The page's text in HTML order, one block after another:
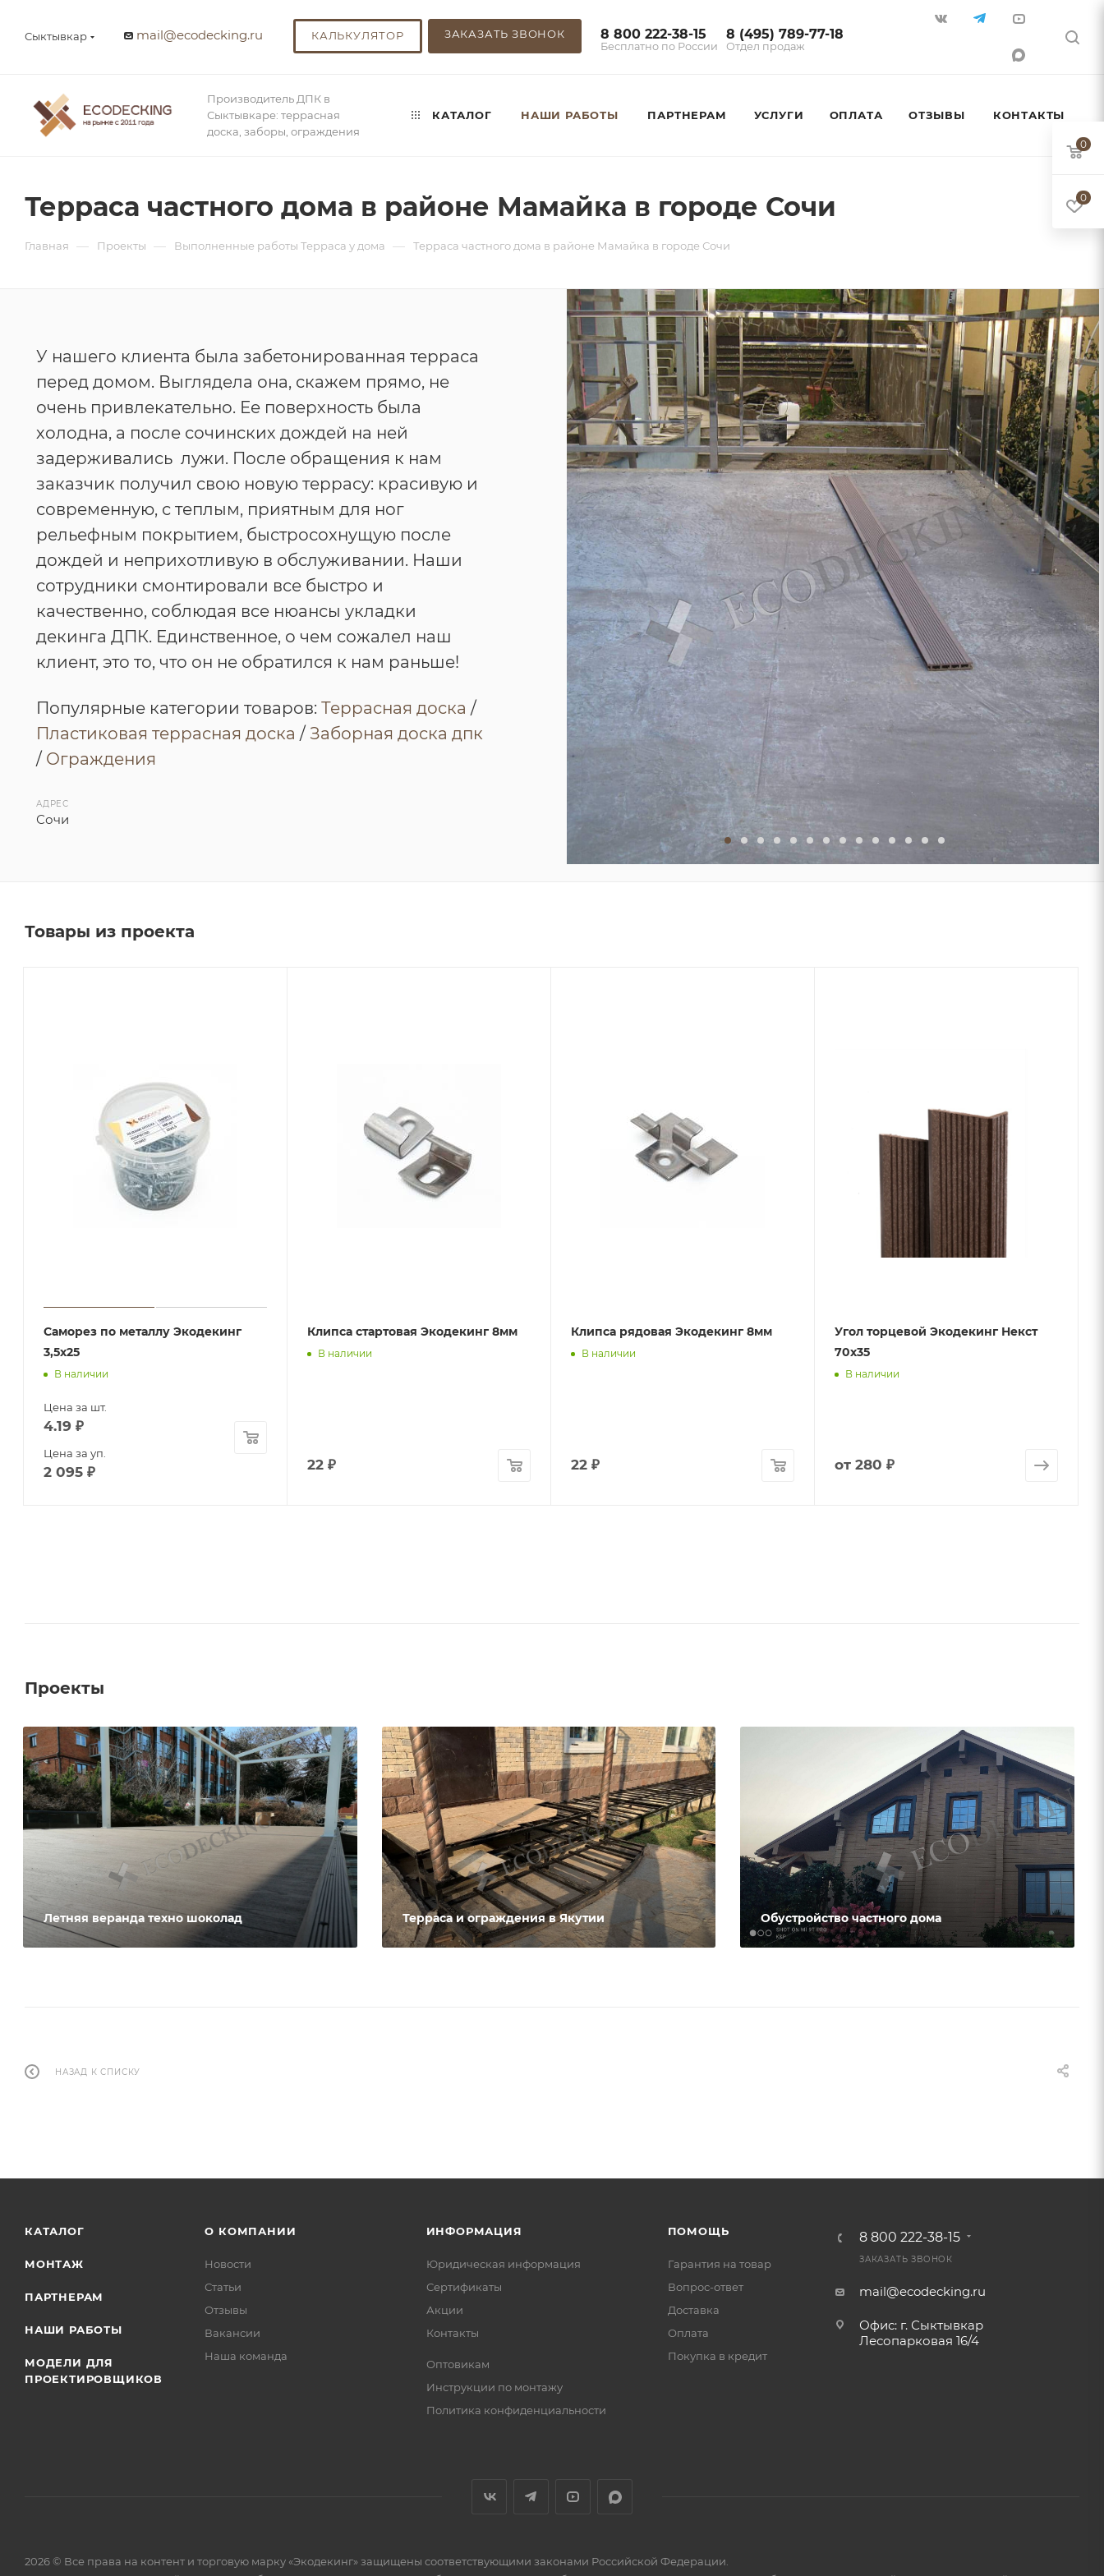
Сыктывкар mail@ecodecking.ru КАЛЬКУЛЯТОР ЗАКАЗАТЬ ЗВОНОК 8 800 222-38-15
Бесплатно по России
8 (495) 789-77-18
Отдел продаж
Производитель ДПК в
Сыктывкаре: террасная
доска, заборы, ограждения
КАТАЛОГ НАШИ РАБОТЫ ПАРТНЕРАМ УСЛУГИ ОПЛАТА ОТЗЫВЫ КОНТАКТЫ
Терраса частного дома в районе Мамайка в городе Сочи
Главная — Проекты — Выполненные работы Терраса у дома — Терраса частного дома в районе Мамайка в городе Сочи
У нашего клиента была забетонированная терраса
перед домом. Выглядела она, скажем прямо, не
очень привлекательно. Ее поверхность была
холодна, а после сочинских дождей на ней
задерживались лужи. После обращения к нам
заказчик получил свою новую террасу: красивую и
современную, с теплым, приятным для ног
рельефным покрытием, быстросохнущую после
дождей и неприхотливую в обслуживании. Наши
сотрудники смонтировали все быстро и
качественно, соблюдая все нюансы укладки
декинга ДПК. Единственное, о чем сожалел наш
клиент, это то, что он не обратился к нам раньше!
Популярные категории товаров: Террасная доска /
Пластиковая террасная доска / Заборная доска дпк
/ Ограждения
АДРЕС
Сочи
Товары из проекта
Саморез по металлу Экодекинг
3,5х25
В наличии
Цена за шт.
4.19 ₽
Цена за уп.
2 095 ₽
Клипса стартовая Экодекинг 8мм
В наличии
22 ₽
Клипса рядовая Экодекинг 8мм
В наличии
22 ₽
Угол торцевой Экодекинг Некст
70х35
В наличии
от 280 ₽
Проекты
Летняя веранда техно шоколад Терраса и ограждения в Якутии Обустройство частного дома
НАЗАД К СПИСКУ
КАТАЛОГ
МОНТАЖ
ПАРТНЕРАМ
НАШИ РАБОТЫ
МОДЕЛИ ДЛЯ
ПРОЕКТИРОВЩИКОВ
О КОМПАНИИ
Новости
Статьи
Отзывы
Вакансии
Наша команда
ИНФОРМАЦИЯ
Юридическая информация
Сертификаты
Акции
Контакты
Оптовикам
Инструкции по монтажу
Политика конфиденциальности
ПОМОЩЬ
Гарантия на товар
Вопрос-ответ
Доставка
Оплата
Покупка в кредит
8 800 222-38-15
ЗАКАЗАТЬ ЗВОНОК
mail@ecodecking.ru
Офис: г. Сыктывкар
Лесопарковая 16/4
2026 © Все права на контент и торговую марку «Экодекинг» защищены соответствующими законами Российской Федерации.
0
0